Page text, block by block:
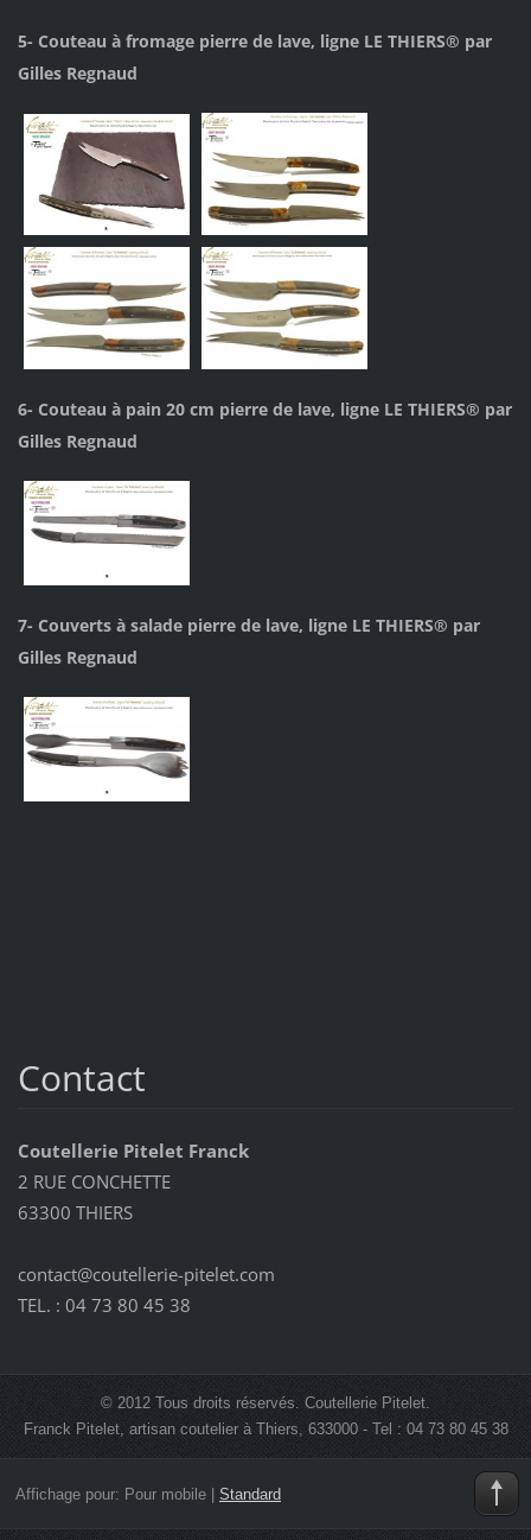
5- Couteau à fromage pierre de lave, ligne LE THIERS® par
Gilles Regnaud
6- Couteau à pain 20 cm pierre de lave, ligne LE THIERS® par
Gilles Regnaud
7- Couverts à salade pierre de lave, ligne LE THIERS® par
Gilles Regnaud
Contact
Coutellerie Pitelet Franck
2 RUE CONCHETTE
63300 THIERS
contact@coutellerie-pitelet.com
TEL. : 04 73 80 45 38
© 2012 Tous droits réservés. Coutellerie Pitelet.
Franck Pitelet, artisan coutelier à Thiers, 633000 - Tel : 04 73 80 45 38
Affichage pour: Pour mobile| Standard